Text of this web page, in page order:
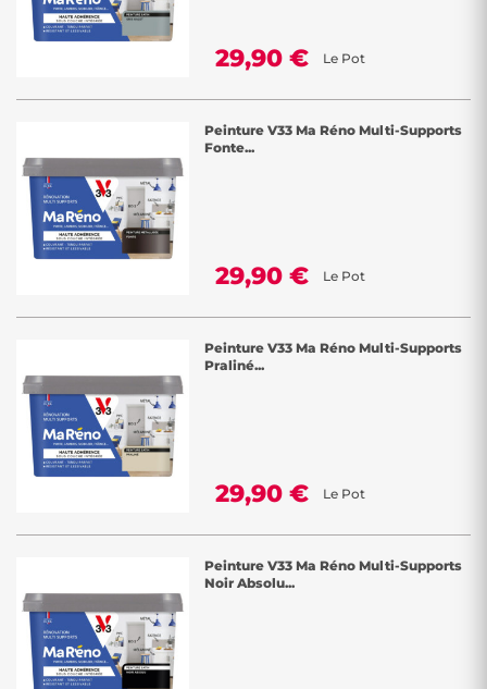
29,90 € Le Pot
Peinture V33 Ma Réno Multi-Supports
Fonte...
29,90 € Le Pot
Peinture V33 Ma Réno Multi-Supports
Praliné...
29,90 € Le Pot
Peinture V33 Ma Réno Multi-Supports
Noir Absolu...